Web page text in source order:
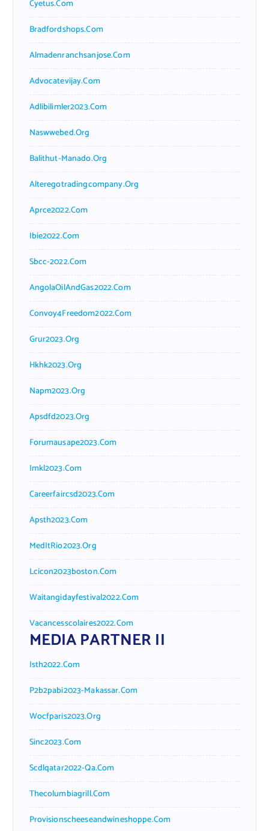
Cyetus.com
Bradfordshops.com
Almadenranchsanjose.com
Advocatevijay.com
Adlibilimler2023.com
Naswwebed.org
Balithut-Manado.org
Alteregotradingcompany.org
Aprce2022.com
Ibie2022.com
Sbcc-2022.com
AngolaOilAndGas2022.com
Convoy4Freedom2022.com
Grur2023.org
Hkhk2023.org
Napm2023.org
Apsdfd2023.org
Forumausape2023.com
Imkl2023.com
Careerfaircsd2023.com
Apsth2023.com
MedItRio2023.org
Lcicon2023boston.com
Waitangidayfestival2022.com
Vacancesscolaires2022.com
MEDIA PARTNER II
Isth2022.com
P2b2pabi2023-Makassar.com
Wocfparis2023.org
Sinc2023.com
Scdlqatar2022-Qa.com
Thecolumbiagrill.com
Provisionscheeseandwineshoppe.com